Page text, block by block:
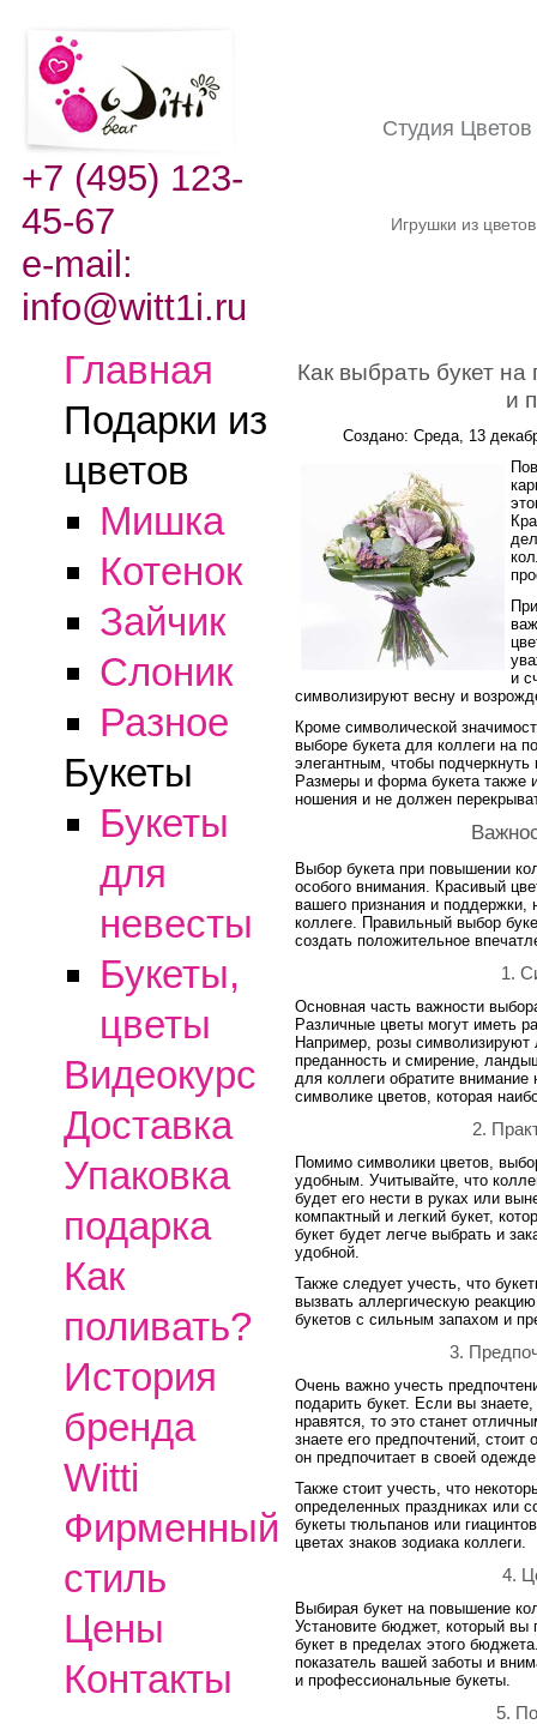
+7 (495) 123-
45-67
e-mail:
info@witt1i.ru
Студия Цветов
Игрушки из
Главная
Подарки из
цветов
Мишка
Котенок
Зайчик
Слоник
Разное
Букеты
Букеты
для
невесты
Букеты,
цветы
Видеокурс
Доставка
Упаковка
подарка
Как
поливать?
История
бренда
Witti
Фирменный
стиль
Цены
Контакты
Как выбрать букет
и
Создано: Среда, 13
и
символизируют весну и
Кроме символической
выборе букета для коллеги на
элегантным, чтобы
Размеры и форма букета также
ношения и не должен
Выбор букета при повышении
особого внимания. Красивый
вашего признания и поддержки,
коллеге. Правильный выбор
создать положительное
1.
Основная часть важности
Различные цветы могут иметь
Например, розы
преданность и смирение,
для коллеги обратите внимание
символике цветов, которая
2.
Помимо символики цветов,
удобным. Учитывайте, что
будет его нести в руках или
компактный и легкий букет,
букет будет легче выбрать и
удобной.
Также следует учесть, что
вызвать аллергическую
букетов с сильным запахом и
3.
Очень важно учесть
подарить букет. Если вы
нравятся, то это станет
знаете его предпочтений,
он предпочитает в своей
Также стоит учесть, что
определенных праздниках или
букеты тюльпанов или
цветах знаков зодиака коллеги.
4.
Выбирая букет на повышение
Установите бюджет, который вы
букет в пределах этого
показатель вашей заботы и
и профессиональные букеты.
5.